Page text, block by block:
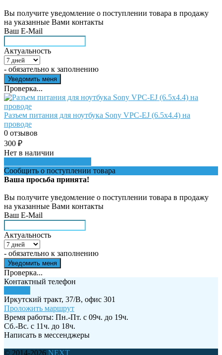
Вы получите уведомление о поступлении товара в продажу
на указанные Вами контакты
Ваш E-Mail
Актуальность
- обязательно к заполнению
Проверка...
Разъем питания для ноутбука Sony VPC-EJ (6.5x4.4) на
проводе
0 отзывов
300 ₽
Нет в наличии
Сообщить о поступлении товара
Ваша просьба принята!
Вы получите уведомление о поступлении товара в продажу
на указанные Вами контакты
Ваш E-Mail
Актуальность
- обязательно к заполнению
Проверка...
Контактный телефон
Иркутский тракт, 37/В, офис 301
Проложить маршрут
Время работы: Пн.-Пт. с 09ч. до 19ч.
Сб.-Вс. c 11ч. до 18ч.
Написать в мессенджеры
© 2014-2026 NEXT